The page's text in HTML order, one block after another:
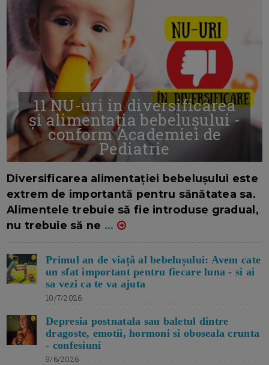
11 NU-uri in diversificarea
și alimentația bebelușului -
conform Academiei de
Pediatrie
Diversificarea alimentației bebelușului este
extrem de importantă pentru sănătatea sa.
Alimentele trebuie să fie introduse gradual,
nu trebuie să ne ...
Primul an de viață al bebelușului: Avem cate
un sfat important pentru fiecare luna - si ai
sa vezi ca te va ajuta
10/7/2026
Depresia postnatala sau baletul dintre
dragoste, emotii, hormoni si oboseala crunta
- confesiuni
9/6/2026